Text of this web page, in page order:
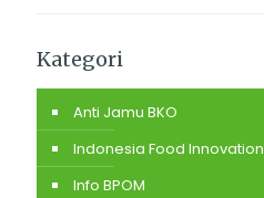
Kategori
Anti Jamu BKO
Indonesia Food Innovation
Info BPOM